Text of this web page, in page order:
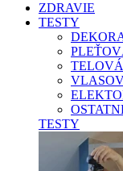
ZDRAVIE
TESTY
TESTY